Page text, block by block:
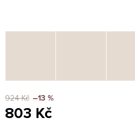
924 Kč –13 %
803 Kč